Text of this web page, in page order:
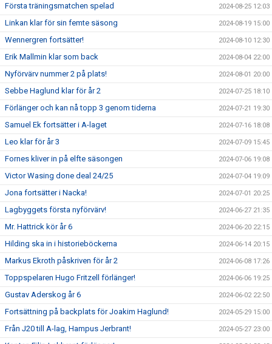
Första träningsmatchen spelad 2024-08-25 12:03
Linkan klar för sin femte säsong 2024-08-19 15:00
Wennergren fortsätter! 2024-08-10 12:30
Erik Mallmin klar som back 2024-08-04 22:00
Nyförvärv nummer 2 på plats! 2024-08-01 20:00
Sebbe Haglund klar för år 2 2024-07-25 18:10
Förlänger och kan nå topp 3 genom tiderna 2024-07-21 19:30
Samuel Ek fortsätter i A-laget 2024-07-16 18:08
Leo klar för år 3 2024-07-09 15:45
Fornes kliver in på elfte säsongen 2024-07-06 19:08
Victor Wasing done deal 24/25 2024-07-04 19:09
Jona fortsätter i Nacka! 2024-07-01 20:25
Lagbyggets första nyförvärv! 2024-06-27 21:35
Mr. Hattrick kör år 6 2024-06-20 22:15
Hilding ska in i historieböckerna 2024-06-14 20:15
Markus Ekroth påskriven för år 2 2024-06-08 17:26
Toppspelaren Hugo Fritzell förlänger! 2024-06-06 19:25
Gustav Aderskog år 6 2024-06-02 22:50
Fortsättning på backplats för Joakim Haglund! 2024-05-29 15:00
Från J20 till A-lag, Hampus Jerbrant! 2024-05-27 23:00